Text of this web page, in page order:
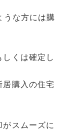
うな方には購
くは確定し
居購入の住宅
スムーズに